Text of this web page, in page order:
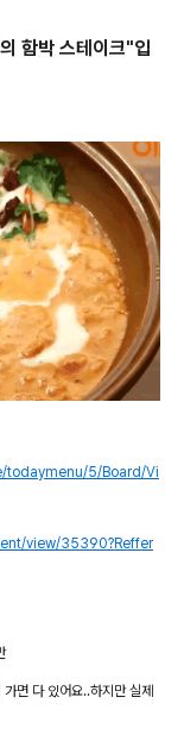
함박 스테이크"입
todaymenu/5/Board/Vi
view/35390?Reffer
면 다 있어요..하지만 실제